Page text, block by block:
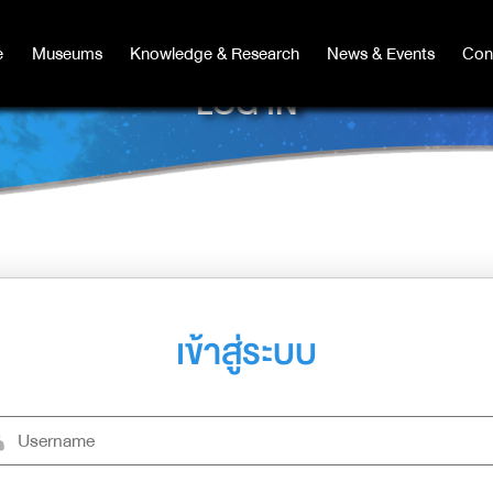
Museums Knowledge & Research News & Events
Museums Knowledge & Research News & Events
LOG IN
เข้าสู่ระบบ